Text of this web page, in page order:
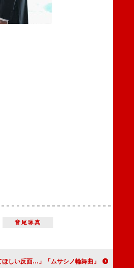
音尾琢真
「ムサシノ輪舞曲」失恋カラオケシーンが「最高」 “阿川”正門良規の恋模様に視聴者複雑「実ってほしい反面…」